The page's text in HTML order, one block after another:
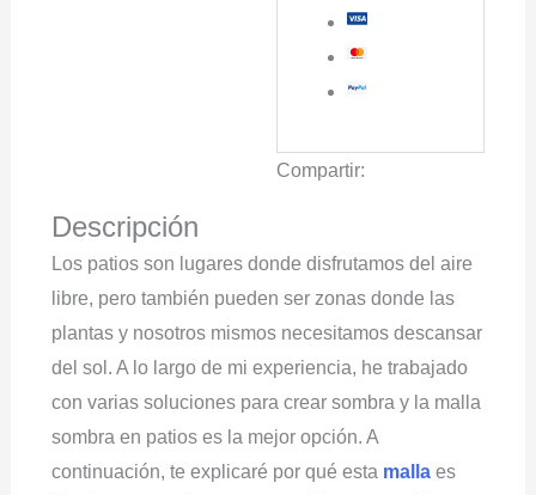
Compartir:
Descripción
Los patios son lugares donde disfrutamos del aire
libre, pero también pueden ser zonas donde las
plantas y nosotros mismos necesitamos descansar
del sol. A lo largo de mi experiencia, he trabajado
con varias soluciones para crear sombra y la malla
sombra en patios es la mejor opción. A
continuación, te explicaré por qué esta mallaes